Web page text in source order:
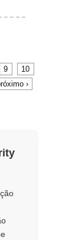
Latim
9
10
›